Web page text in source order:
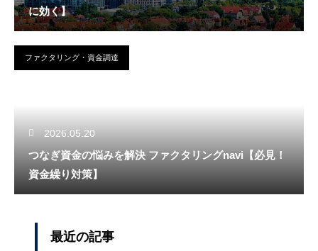
に効く】
ファクタリング・資金調達
2026.05.20
つなぎ資金の悩みを解決 ファクタリングnavi【必見！
資金繰り対策】
最近の記事